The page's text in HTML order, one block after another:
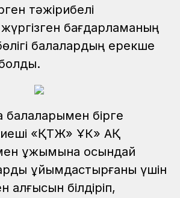
тәжірибелі
бағдарламаның
балалардың ерекше
балаларымен бірге
«ҚТЖ» ҰК» АҚ
ұжымына осындай
ұйымдастырғаны үшін
білдіріп,